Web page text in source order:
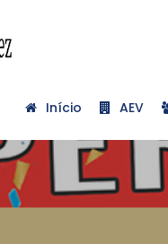
Início AEV